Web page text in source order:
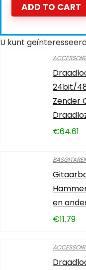
ADD TO CART
U kunt
24bit/
Zender
€64.61
en
€11.79